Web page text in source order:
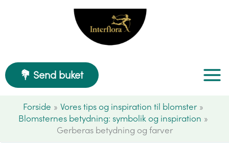
💐 Send buket
Forside
Vores tips og inspiration til blomster
Blomsternes betydning: symbolik og inspiration
Gerberas betydning og farver